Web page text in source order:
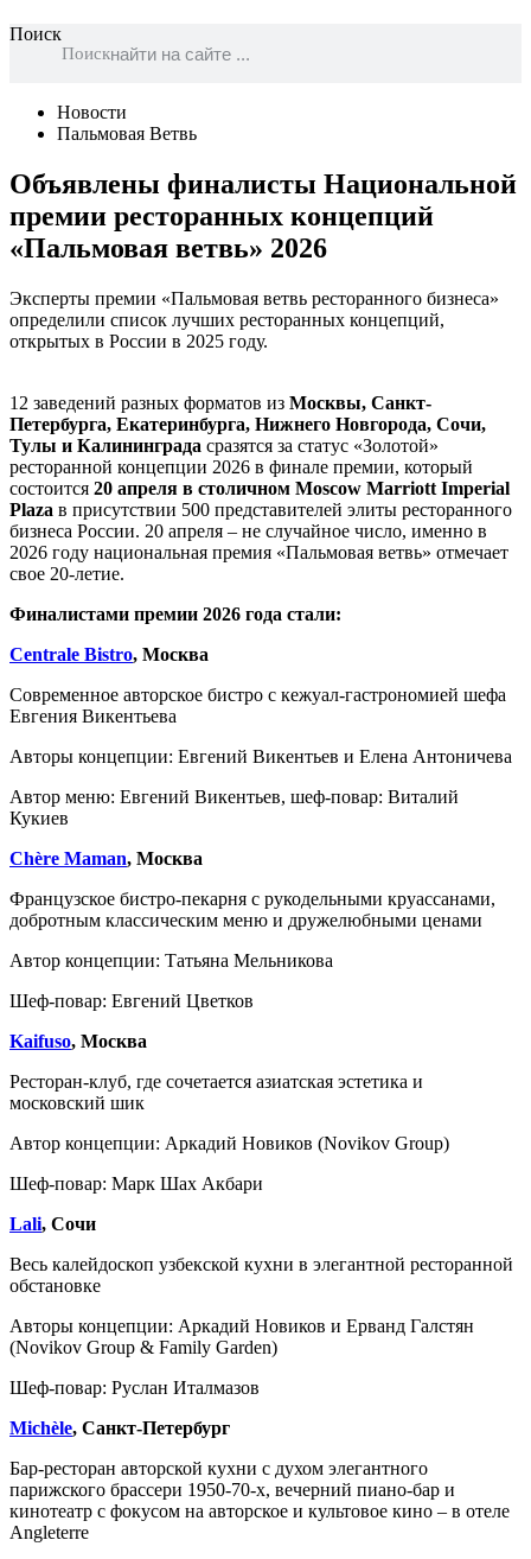
Поиск
Поиск
Новости
Пальмовая Ветвь
Объявлены финалисты Национальной
премии ресторанных концепций
«Пальмовая ветвь» 2026
Эксперты премии «Пальмовая ветвь ресторанного бизнеса»
определили список лучших ресторанных концепций,
открытых в России в 2025 году.
12 заведений разных форматов из Москвы, Санкт-
Петербурга, Екатеринбурга, Нижнего Новгорода, Сочи,
Тулы и Калининграда сразятся за статус «Золотой»
ресторанной концепции 2026 в финале премии, который
состоится 20 апреля в столичном Moscow Marriott Imperial
Plaza в присутствии 500 представителей элиты ресторанного
бизнеса России. 20 апреля – не случайное число, именно в
2026 году национальная премия «Пальмовая ветвь» отмечает
свое 20-летие.
Финалистами премии 2026 года стали:
Centrale Bistro, Москва
Современное авторское бистро с кежуал-гастрономией шефа
Евгения Викентьева
Авторы концепции: Евгений Викентьев и Елена Антоничева
Автор меню: Евгений Викентьев, шеф-повар: Виталий
Кукиев
Chère Maman, Москва
Французское бистро-пекарня с рукодельными круассанами,
добротным классическим меню и дружелюбными ценами
Автор концепции: Татьяна Мельникова
Шеф-повар: Евгений Цветков
Kaifuso, Москва
Ресторан-клуб, где сочетается азиатская эстетика и
московский шик
Автор концепции: Аркадий Новиков (Novikov Group)
Шеф-повар: Марк Шах Акбари
Lali, Сочи
Весь калейдоскоп узбекской кухни в элегантной ресторанной
обстановке
Авторы концепции: Аркадий Новиков и Ерванд Галстян
(Novikov Group & Family Garden)
Шеф-повар: Руслан Италмазов
Michèle, Санкт-Петербург
Бар-ресторан авторской кухни с духом элегантного
парижского брассери 1950-70-х, вечерний пиано-бар и
кинотеатр с фокусом на авторское и культовое кино – в отеле
Angleterre